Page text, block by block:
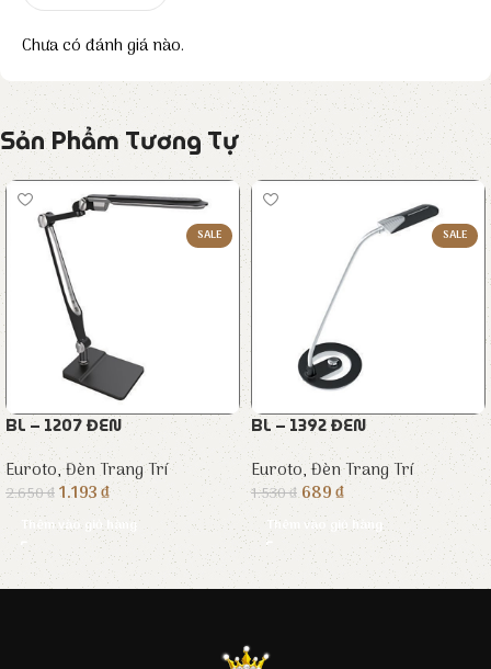
Chưa có đánh giá nào.
Sản Phẩm Tương Tự
SALE
BL – 1207 ĐEN
Euroto,Đèn Trang Trí
2.650₫1.193₫
Thêm vào giỏ hàng
SALE
BL – 1392 ĐEN
Euroto,Đèn Trang Trí
1.530₫ 689₫
Thêm vào giỏ hàng